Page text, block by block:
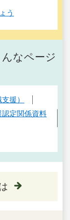
う
なページ
援）
定関係資料